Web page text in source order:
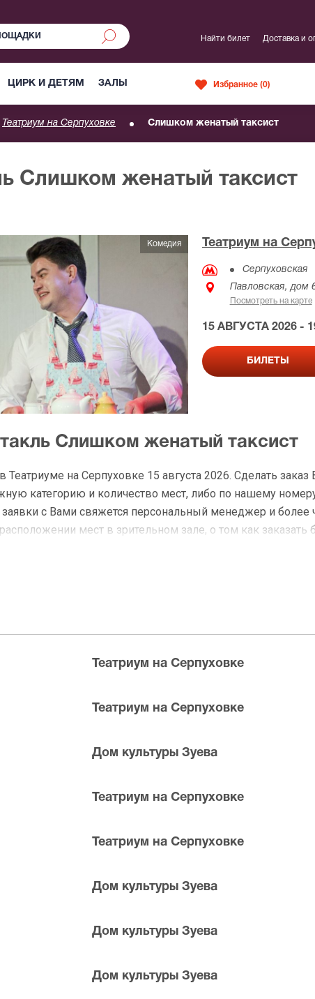
ЦИРК И ДЕТЯМ ЗАЛЫ
Найти билет Доставка и
Избранное (0)
Театриум на Серпуховке Слишком женатый таксист
Слишком женатый таксист
Комедия Театриум на
Серпуховская
Павловская, дом
Посмотреть на карте
15 АВГУСТА 2026 -
БИЛЕТЫ
Слишком женатый таксист
на Серпуховке 15 августа 2026. Сделать
категорию и количество мест, либо по нашему
с Вами свяжется персональный менеджер и более
мест в зрительном зале, о том как заказать
по Москве в течение не более 2-х часов.
МКАД возле метро или в пешей доступности.
билеты на Слишком женатый таксист, позвоните нам
Театриум на Серпуховке
Театриум на Серпуховке
Дом культуры Зуева
Театриум на Серпуховке
Театриум на Серпуховке
Дом культуры Зуева
Дом культуры Зуева
Дом культуры Зуева